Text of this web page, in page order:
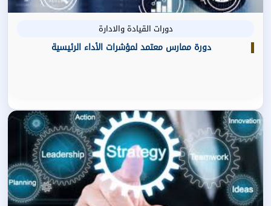
دورات القيادة والادارة
دورة ممارس معتمد لمؤشرات الأداء الرئيسية